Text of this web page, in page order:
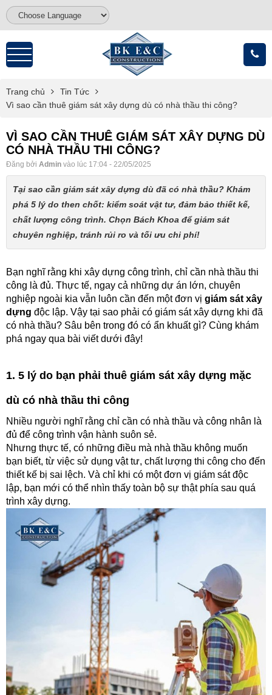
Trang chủ
Tin Tức
Vì sao cần thuê giám sát xây dựng dù có nhà thầu thi công?
VÌ SAO CẦN THUÊ GIÁM SÁT XÂY DỰNG DÙ
CÓ NHÀ THẦU THI CÔNG?
Đăng bởi Admin vào lúc 17:04 - 22/05/2025
Tại sao cần giám sát xây dựng dù đã có nhà thầu? Khám
phá 5 lý do then chốt: kiểm soát vật tư, đảm bảo thiết kế,
chất lượng công trình. Chọn Bách Khoa để giám sát
chuyên nghiệp, tránh rủi ro và tối ưu chi phí!
Bạn nghĩ rằng khi xây dựng công trình, chỉ cần nhà thầu thi
công là đủ. Thực tế, ngay cả những dự án lớn, chuyên
nghiệp ngoài kia vẫn luôn cần đến một đơn vị giám sát xây
dựng độc lập. Vậy tại sao phải có giám sát xây dựng khi đã
có nhà thầu? Sâu bên trong đó có ẩn khuất gì? Cùng khám
phá ngay qua bài viết dưới đây!
1. 5 lý do bạn phải thuê giám sát xây dựng mặc
dù có nhà thầu thi công
Nhiều người nghĩ rằng chỉ cần có nhà thầu và công nhân là
đủ để công trình vận hành suôn sẻ.
Nhưng thực tế, có những điều mà nhà thầu không muốn
bạn biết, từ việc sử dụng vật tư, chất lượng thi công cho đến
thiết kế bị sai lệch. Và chỉ khi có một đơn vị giám sát độc
lập, bạn mới có thể nhìn thấy toàn bộ sự thật phía sau quá
trình xây dựng.